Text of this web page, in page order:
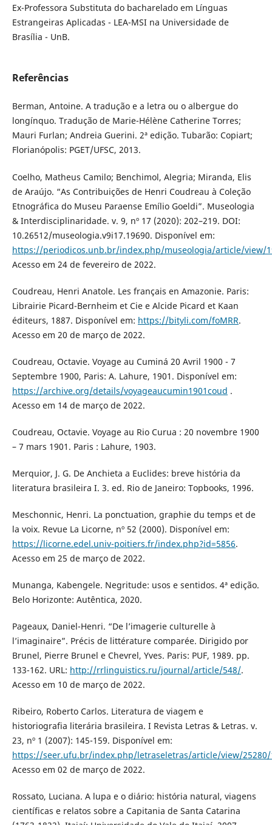
Ex-Professora Substituta do bacharelado em Línguas
Estrangeiras Aplicadas - LEA-MSI na Universidade de
Brasília - UnB.
Referências
Berman, Antoine. A tradução e a letra ou o albergue do
longínquo. Tradução de Marie-Hélène Catherine Torres;
Mauri Furlan; Andreia Guerini. 2ª edição. Tubarão: Copiart;
Florianópolis: PGET/UFSC, 2013.
Coelho, Matheus Camilo; Benchimol, Alegria; Miranda, Elis
de Araújo. “As Contribuições de Henri Coudreau à Coleção
Etnográfica do Museu Paraense Emílio Goeldi”. Museologia
& Interdisciplinaridade. v. 9, nº 17 (2020): 202–219. DOI:
10.26512/museologia.v9i17.19690. Disponível em:
https://periodicos.unb.br/index.php/museologia/article/view/
Acesso em 24 de fevereiro de 2022.
Coudreau, Henri Anatole. Les français en Amazonie. Paris:
Librairie Picard-Bernheim et Cie e Alcide Picard et Kaan
éditeurs, 1887. Disponível em: https://bityli.com/foMRR.
Acesso em 20 de março de 2022.
Coudreau, Octavie. Voyage au Cuminá 20 Avril 1900 - 7
Septembre 1900, Paris: A. Lahure, 1901. Disponível em:
https://archive.org/details/voyageaucumin1901coud .
Acesso em 14 de março de 2022.
Coudreau, Octavie. Voyage au Rio Curua : 20 novembre 1900
– 7 mars 1901. Paris : Lahure, 1903.
Merquior, J. G. De Anchieta a Euclides: breve história da
literatura brasileira I. 3. ed. Rio de Janeiro: Topbooks, 1996.
Meschonnic, Henri. La ponctuation, graphie du temps et de
la voix. Revue La Licorne, nº 52 (2000). Disponível em:
https://licorne.edel.univ-poitiers.fr/index.php?id=5856.
Acesso em 25 de março de 2022.
Munanga, Kabengele. Negritude: usos e sentidos. 4ª edição.
Belo Horizonte: Autêntica, 2020.
Pageaux, Daniel-Henri. “De l’imagerie culturelle à
l’imaginaire”. Précis de littérature comparée. Dirigido por
Brunel, Pierre Brunel e Chevrel, Yves. Paris: PUF, 1989. pp.
133-162. URL: http://rrlinguistics.ru/journal/article/548/.
Acesso em 10 de março de 2022.
Ribeiro, Roberto Carlos. Literatura de viagem e
historiografia literária brasileira. I Revista Letras & Letras. v.
23, nº 1 (2007): 145-159. Disponível em:
https://seer.ufu.br/index.php/letraseletras/article/view/25280/
Acesso em 02 de março de 2022.
Rossato, Luciana. A lupa e o diário: história natural, viagens
científicas e relatos sobre a Capitania de Santa Catarina